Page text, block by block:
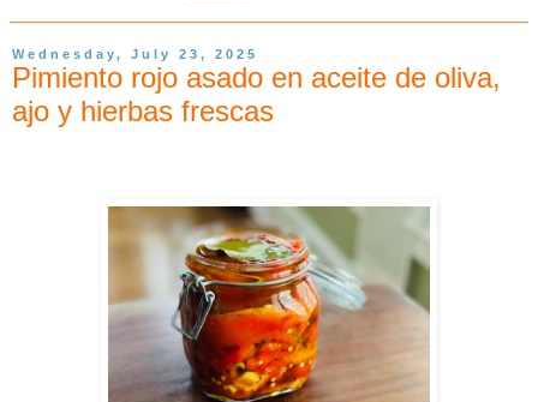
Wednesday, July 23, 2025
Pimiento rojo asado en aceite de oliva,
ajo y hierbas frescas